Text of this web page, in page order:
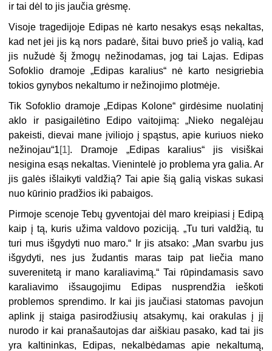
ir tai dėl to jis jaučia grėsmę.
Visoje tragedijoje Edipas nė karto nesakys esąs nekaltas,
kad net jei jis ką nors padarė, šitai buvo prieš jo valią, kad
jis nužudė šį žmogų nežinodamas, jog tai Lajas. Edipas
Sofoklio dramoje „Edipas karalius“ nė karto nesigriebia
tokios gynybos nekaltumo ir nežinojimo plotmėje.
Tik Sofoklio dramoje „Edipas Kolone“ girdėsime nuolatinį
aklo ir pasigailėtino Edipo vaitojimą: „Nieko negalėjau
pakeisti, dievai mane įviliojo į spąstus, apie kuriuos nieko
nežinojau“1[1]. Dramoje „Edipas karalius“ jis visiškai
nesigina esąs nekaltas. Vienintelė jo problema yra galia. Ar
jis galės išlaikyti valdžią? Tai apie šią galią viskas sukasi
nuo kūrinio pradžios iki pabaigos.
Pirmoje scenoje Tebų gyventojai dėl maro kreipiasi į Edipą
kaip į tą, kuris užima valdovo poziciją. „Tu turi valdžią, tu
turi mus išgydyti nuo maro.“ Ir jis atsako: „Man svarbu jus
išgydyti, nes jus žudantis maras taip pat liečia mano
suverenitetą ir mano karaliavimą.“ Tai rūpindamasis savo
karaliavimo išsaugojimu Edipas nusprendžia ieškoti
problemos sprendimo. Ir kai jis jaučiasi statomas pavojun
aplink jį staiga pasirodžiusių atsakymų, kai orakulas į jį
nurodo ir kai pranašautojas dar aiškiau pasako, kad tai jis
yra kaltininkas, Edipas, nekalbėdamas apie nekaltumą,